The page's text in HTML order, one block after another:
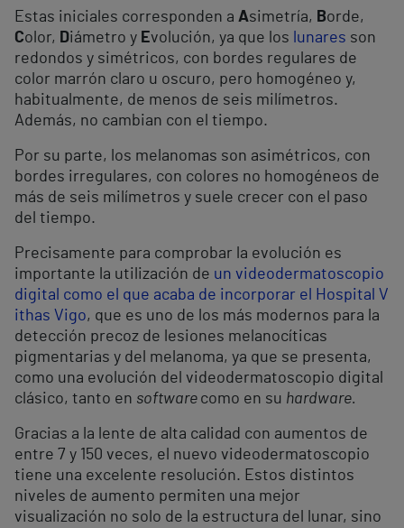
Estas iniciales corresponden a Asimetría, Borde,
Color, Diámetro y Evolución, ya que los lunares son
redondos y simétricos, con bordes regulares de
color marrón claro u oscuro, pero homogéneo y,
habitualmente, de menos de seis milímetros.
Además, no cambian con el tiempo.
Por su parte, los melanomas son asimétricos, con
bordes irregulares, con colores no homogéneos de
más de seis milímetros y suele crecer con el paso
del tiempo.
Precisamente para comprobar la evolución es
importante la utilización de un videodermatoscopio
digital como el que acaba de incorporar el Hospital V
ithas Vigo, que es uno de los más modernos para la
detección precoz de lesiones melanocíticas
pigmentarias y del melanoma, ya que se presenta,
como una evolución del videodermatoscopio digital
clásico, tanto en software como en su hardware.
Gracias a la lente de alta calidad con aumentos de
entre 7 y 150 veces, el nuevo videodermatoscopio
tiene una excelente resolución. Estos distintos
niveles de aumento permiten una mejor
visualización no solo de la estructura del lunar, sino